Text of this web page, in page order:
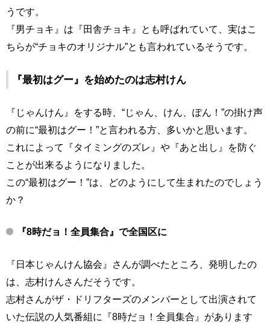
うです。
『男チョキ』は『田舎チョキ』とも呼ばれていて、実はこ
ちらが“チョキのオリジナル”とも言われているそうです。
『最初はグー』を始めたのは志村けん
『じゃんけん』をする時、“じゃん、けん、ぽん！”の掛け声
の前に“最初はグー！”と言われる方、多いかと思います。
これによって『タイミングのズレ』や『あと出し』を防ぐ
ことが出来るようになりました。
この“最初はグー！”は、どのようにして生まれたのでしょう
か？
『8時だョ！全員集合』で全国区に
『日本じゃんけん協会』さんが調べたところ、発明したの
は、志村けんさんだそうです。
志村さんがザ・ドリフターズのメンバーとして出演されて
いた伝説の人気番組に『8時だョ！全員集合』があります